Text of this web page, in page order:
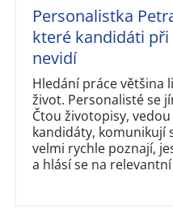
Personalistka
které kandidáti
nevidí
Hledání práce většina
život. Personalisté se
Čtou životopisy,
kandidáty, komunikují
velmi rychle poznají,
a hlásí se na